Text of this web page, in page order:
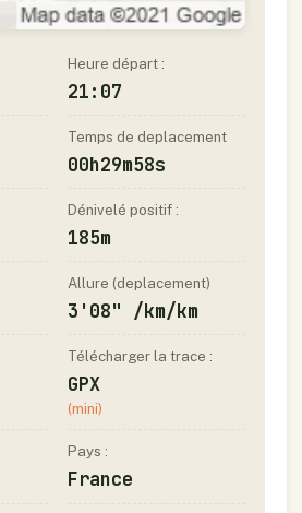
Heure départ :
21:07
Temps de deplacement
00h29m58s
Dénivelé positif :
185m
Allure (deplacement)
3'08" /km/km
Télécharger la trace :
GPX
(mini)
Pays :
France